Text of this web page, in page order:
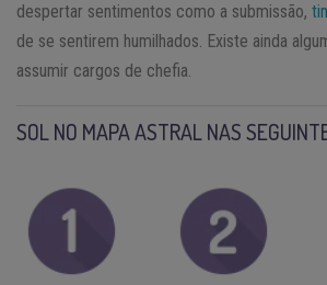
despertar sentimentos como a submissão,
de se sentirem humilhados. Existe ainda
assumir cargos de chefia.
SOL NO MAPA ASTRAL NAS